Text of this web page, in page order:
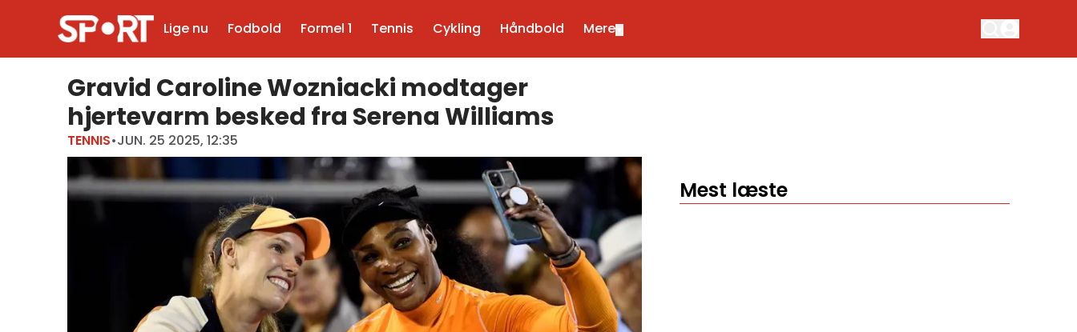
Lige nu Fodbold Formel 1 Tennis Cykling Håndbold Mere
Gravid Caroline Wozniacki modtager
hjertevarm besked fra Serena Williams
TENNIS•JUN. 25 2025, 12:35
Mest læste